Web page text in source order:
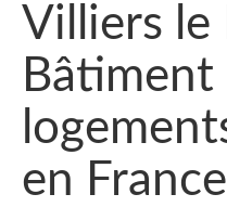
Villiers le
Bâtiment
en